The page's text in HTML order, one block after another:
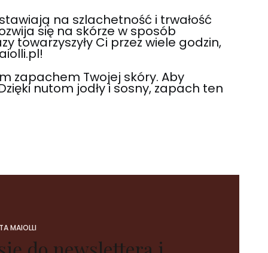
stawiają na szlachetność i trwałość
się na skórze w sposób
towarzyszyły Ci przez wiele godzin,
zapachem Twojej skóry. Aby
nutom jodły i sosny, zapach ten
MAIOLLI